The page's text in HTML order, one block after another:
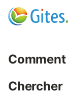
Comment
Chercher